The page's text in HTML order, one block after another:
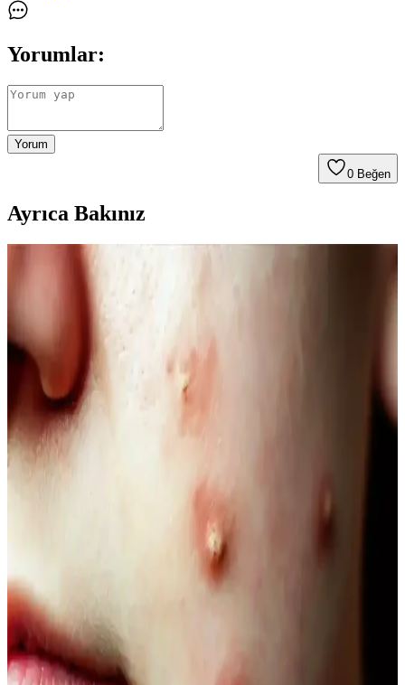
Yorumlar:
Yorum
0 Beğen
Ayrıca Bakınız
Kahve Siyah ve Yarı Kalıcı Saç Renkleri: Doğal ve
Güncel Bir Tercih Rehberi
Kahve siyah ve yarı kalıcı saç renkleri, doğal görünüm ve bakım
kolaylığı sunar. Bu rehberde renk özellikleri, uygulama ve bakım
ipuçlarıyla saçınıza şıklık katın.
Doğal Denge ve Güzellik Arasındaki Bağlantı:
Güncel Trendler ve Doğal Bakım Yöntemleri
Doğal dengeyi koruma ve güzelliği destekleme yöntemleri, organik
ürünler ve yaşam tarzı alışkanlıklarıyla sağlanıyor. Güncel trendler
ve bilimsel araştırmalar, doğallığın güzellikteki önemini vurguluyor.
Doğal İçerikli Duş Jeli Seçenekleri: Le Petit
Marseillais ve Palmolive Naturals Ürünleri
Her iki markanın doğal içerikli duş jeli ürünleri, cilt sağlığı ve
ferahlık sunar. Le Petit Marseillais’in doğadan ilham alan formülleri
ve Palmolive Naturals’in hafif yapısı, çeşitli boyut ve fiyat
seçenekleriyle bakımda tercih edilir.
Vegan Göz Altı Bakım Kremleri: Doğal ve
Hayvansal İçeriksiz Çözüm Önerileri